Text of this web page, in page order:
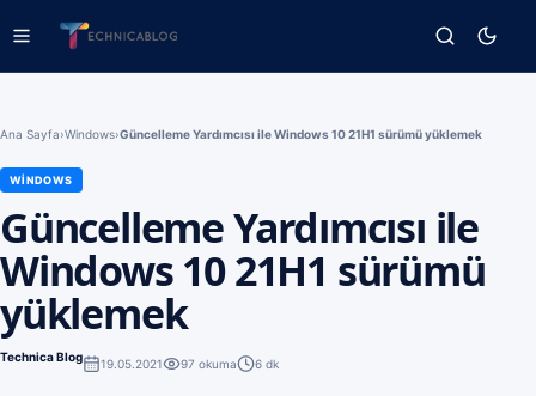
Ana Sayfa›Windows›Güncelleme Yardımcısı ile Windows 10 21H1 sürümü yüklemek
WINDOWS
Güncelleme Yardımcısı ile
Windows 10 21H1 sürümü
yüklemek
Technica Blog 19.05.2021 97 okuma 6 dk